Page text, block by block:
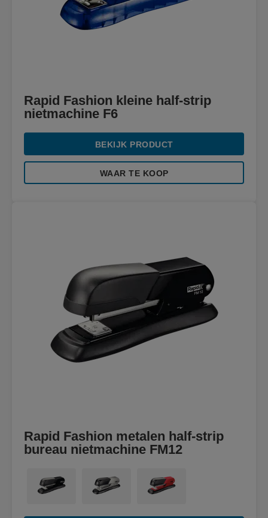
Rapid Fashion kleine half-strip
nietmachine F6
BEKIJK PRODUCT
WAAR TE KOOP
Rapid Fashion metalen half-strip
bureau nietmachine FM12